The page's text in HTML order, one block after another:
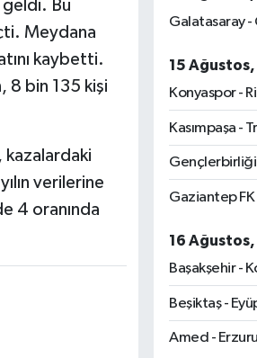
geldi. Bu
Meydana
kaybetti.
8 bin 135 kişi
kazalardaki
verilerine
4 oranında
Galatasaray -
15
Konyaspor -
Kasımpaşa -
Gençlerbirliği
Gaziantep
16
Başakşehir -
Beşiktaş -
Amed -